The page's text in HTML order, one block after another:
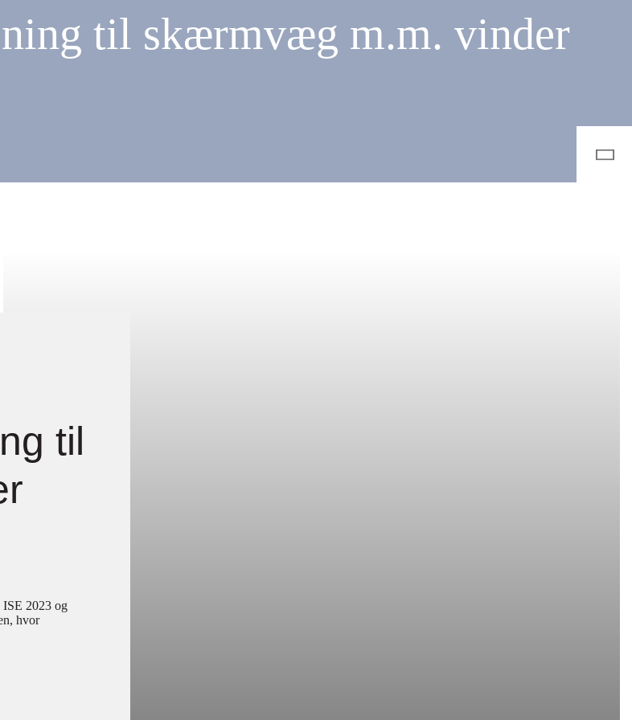
til skærmvæg m.m. vinder
til
2023 og
hvor